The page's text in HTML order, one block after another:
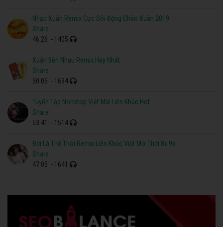
Xuân Bên Nhau Remix Hay Nhất
Tuyển Tập Nonstop Việt Mix Liên Khúc Hot
53:41
- 1514
Đời Là Thế Thôi Remix Liên Khúc Việt Mix Thời 8x 9x
47:05